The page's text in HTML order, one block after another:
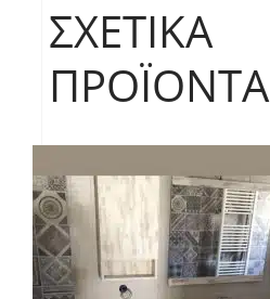
ΣΧΕΤΙΚΆ
ΠΡΟΪΌΝΤΑ